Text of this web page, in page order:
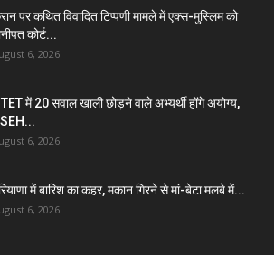
पर कथित विवादित टिप्पणी मामले में एक्स-मुस्लिम को
कोर्ट...
6, 2026
में 20 सवाल खाली छोड़ने वाले अभ्यर्थी होंगे अयोग्य,
6, 2026
में बारिश का कहर, मकान गिरने से मां-बेटा मलबे में...
6, 2026